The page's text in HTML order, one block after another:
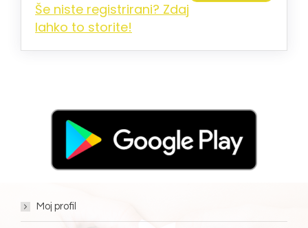
Še niste registrirani? Zdaj
lahko to storite!
Moj profil